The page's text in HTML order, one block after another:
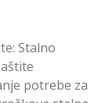
Stalno
potrebe za